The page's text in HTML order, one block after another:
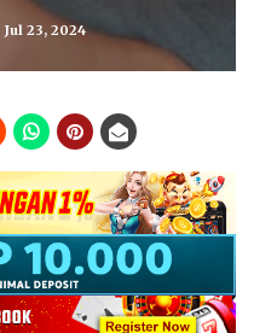
Jul 23, 2024